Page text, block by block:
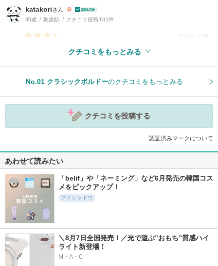
katakoriさん
48歳 乾燥肌 クチコミ投稿 611件
3 2019/12/29
クチコミをもっとみる
No.01 クラシックボルドーのクチコミをもっとみる
クチコミを投稿する
認証済みマークについて
あわせて読みたい
「belif」や「ネーミング」など6月発売の韓国コス
メをピックアップ！
アイシャドウ
＼8月7日全国発売！／光で遊ぶ”おもち”質感ハイ
ライト新登場！
M・A・C